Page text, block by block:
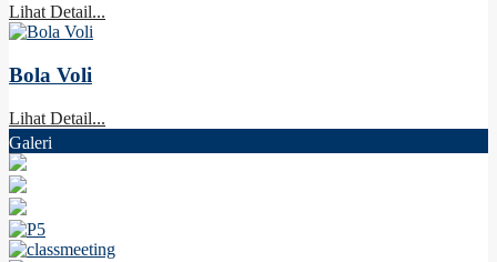
Lihat Detail...
Bola Voli
Lihat Detail...
Galeri